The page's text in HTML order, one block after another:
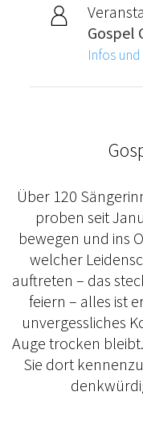
Gospel
Infos
Über 120
proben seit
bewegen und ins
welcher
auftreten – das
feiern – alles ist
unvergessliches
Auge trocken
Sie dort